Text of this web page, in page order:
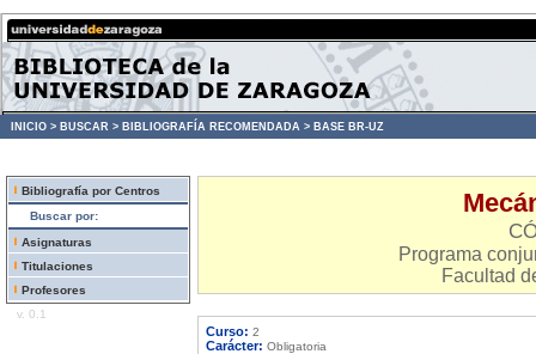
INICIO > BUSCAR > BIBLIOGRAFÍA RECOMENDADA > BASE BR-UZ
Bibliografía por Centros
Buscar por:
Asignaturas
Titulaciones
Profesores
v. 0.1
Programa
Facultad
Curso: 2
Carácter: Obligatoria